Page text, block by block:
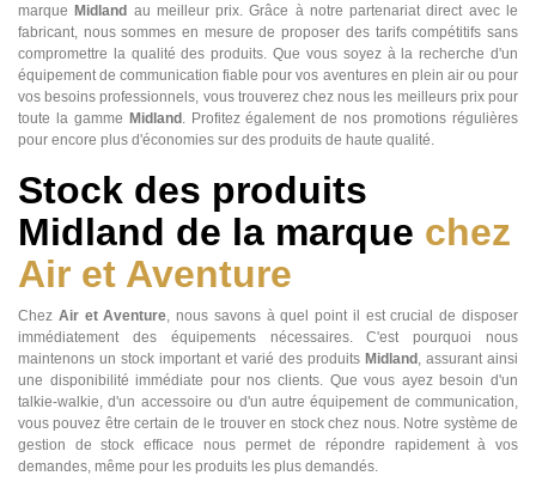
marque Midland au meilleur prix. Grâce à notre partenariat direct avec le
fabricant, nous sommes en mesure de proposer des tarifs compétitifs sans
compromettre la qualité des produits. Que vous soyez à la recherche d'un
équipement de communication fiable pour vos aventures en plein air ou pour
vos besoins professionnels, vous trouverez chez nous les meilleurs prix pour
toute la gamme Midland . Profitez également de nos promotions régulières
pour encore plus d'économies sur des produits de haute qualité.
Stock des produits
Midland de la marque chez
Air et Aventure
Chez Air et Aventure, nous savons à quel point il est crucial de disposer
immédiatement des équipements nécessaires. C'est pourquoi nous
maintenons un stock important et varié des produits Midland , assurant ainsi
une disponibilité immédiate pour nos clients. Que vous ayez besoin d'un
talkie-walkie, d'un accessoire ou d'un autre équipement de communication,
vous pouvez être certain de le trouver en stock chez nous. Notre système de
gestion de stock efficace nous permet de répondre rapidement à vos
demandes, même pour les produits les plus demandés.